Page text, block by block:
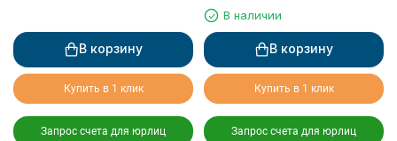
В корзину
Купить в 1 клик
Запрос счета для юрлиц
В наличии
В корзину
Купить в 1 клик
Запрос счета для юрлиц